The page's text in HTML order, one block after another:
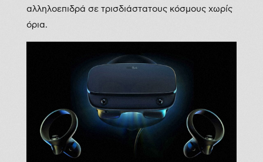
αλληλοεπιδρά σε τρισδιάστατους κόσμους χωρίς
όρια.